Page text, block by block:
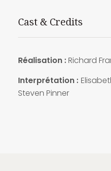
Cast & Credits
Réalisation :Richard
Interprétation :
Steven Pinner